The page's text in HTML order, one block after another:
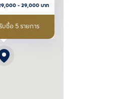
- 29,000บาท
ซื้อ 5 รายการ